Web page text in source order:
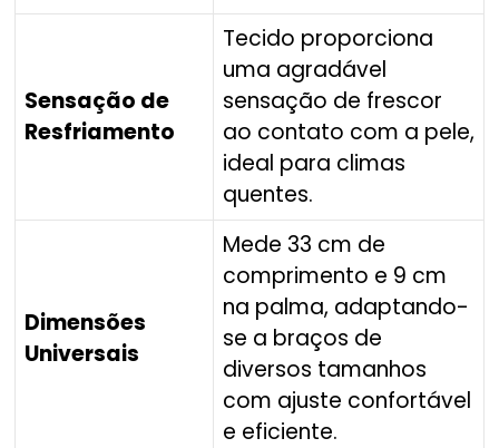
Sensação de
Resfriamento
Tecido proporciona
uma agradável
sensação de frescor
ao contato com a pele,
ideal para climas
quentes.
Dimensões
Universais
Mede 33 cm de
comprimento e 9 cm
na palma, adaptando-
se a braços de
diversos tamanhos
com ajuste confortável
e eficiente.